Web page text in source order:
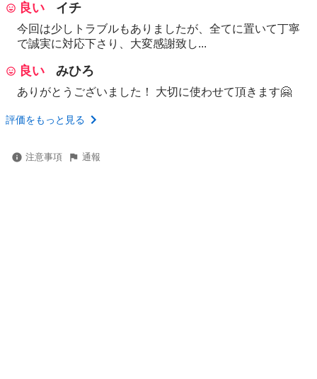
良い イチ
今回は少しトラブルもありましたが、全てに置いて丁寧
で誠実に対応下さり、大変感謝致し...
良い みひろ
ありがとうございました！ 大切に使わせて頂きます🤗
評価をもっと見る
注意事項 通報